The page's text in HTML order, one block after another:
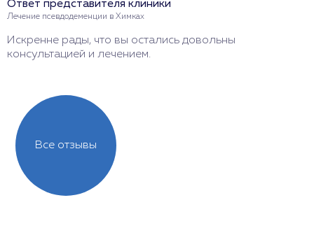
Ответ представителя клиники
Лечение псевдодеменции в Химках
Искренне рады, что вы остались довольны
консультацией и лечением.
Все отзывы